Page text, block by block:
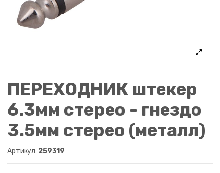
ПЕРЕХОДНИК штекер
6.3мм стерео - гнездо
3.5мм стерео (металл)
Артикул: 259319